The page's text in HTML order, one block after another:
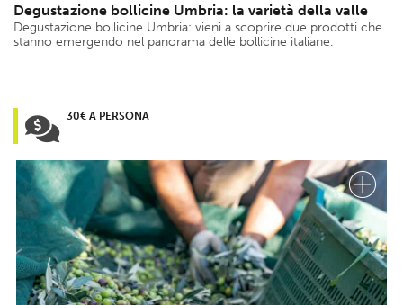
Degustazione bollicine Umbria: la varietà della valle
Degustazione bollicine Umbria: vieni a scoprire due prodotti che
stanno emergendo nel panorama delle bollicine italiane.
30€ A PERSONA